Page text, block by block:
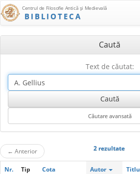
Centrul de Filosofie Antică şi Medievală
BIBLIOTECA
Caută
Text de căutat:
← Anterior 2 rezultate
Nr. Tip Cota Autor Titlu